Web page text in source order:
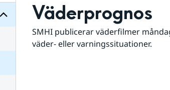
Väderprognos
SMHI publicerar väderfilmer
väder- eller varningssituationer.